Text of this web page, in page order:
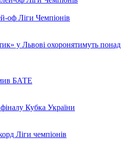
оф Ліги Чемпіонів
у Львові охоронятимуть понад
БАТЕ
Кубка України
Ліги чемпіонів